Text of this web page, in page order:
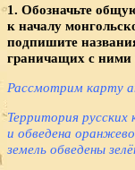
1. Обозначьте
к началу
подпишите
граничащих с ними
Рассмотрим карту
Территория
и обведена
земель обведены